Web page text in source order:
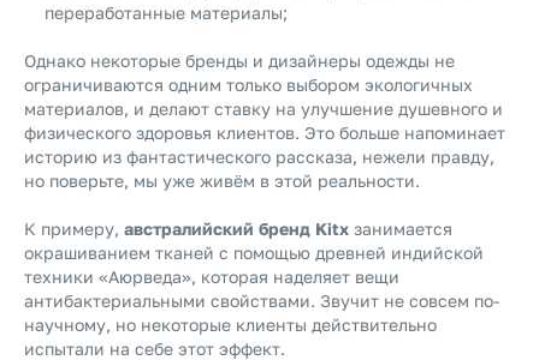
переработанные материалы;
Однако некоторые бренды и дизайнеры одежды не
ограничиваются одним только выбором экологичных
материалов, и делают ставку на улучшение душевного и
физического здоровья клиентов. Это больше напоминает
историю из фантастического рассказа, нежели правду,
но поверьте, мы уже живём в этой реальности.
К примеру, австралийский бренд Kitx занимается
окрашиванием тканей с помощью древней индийской
техники «Аюрведа», которая наделяет вещи
антибактериальными свойствами. Звучит не совсем по-
научному, но некоторые клиенты действительно
испытали на себе этот эффект.